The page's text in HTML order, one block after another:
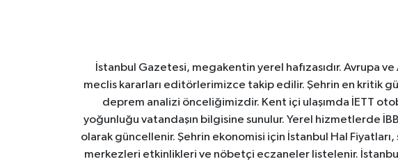
İstanbul Gazetesi, megakentin yerel hafızasıdır. Avrupa
meclis kararları editörlerimizce takip edilir. Şehrin en kritik
deprem analizi önceliğimizdir. Kent içi ulaşımda İETT
yoğunluğu vatandaşın bilgisine sunulur. Yerel hizmetlerde
olarak güncellenir. Şehrin ekonomisi için İstanbul Hal
merkezleri etkinlikleri ve nöbetçi eczaneler listelenir.